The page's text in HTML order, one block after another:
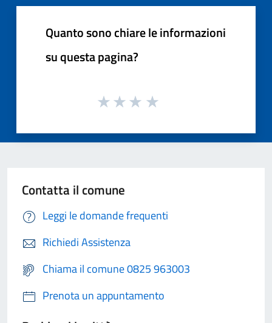
Quanto sono chiare le informazioni
su questa pagina?
Contatta il comune
Leggi le domande frequenti
Richiedi Assistenza
Chiama il comune 0825 963003
Prenota un appuntamento